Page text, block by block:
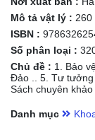
Mô tả vật lý : 260
ISBN :
Số phân loại :
Chủ đề : 1. Bảo
Đảo .. 5. Tư tưởng
Sách chuyên khảo
Danh mục